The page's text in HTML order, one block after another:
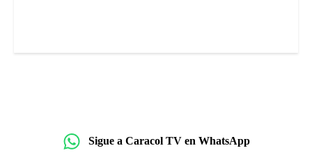
Sigue a Caracol TV en WhatsApp